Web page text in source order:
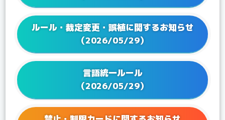
2024/08/01 Q&Aを更新！
Q&Aを更新！
Q&Aを更新！
Q&Aを更新！
2024/02/16 Q&Aを更新！
2023/12/15 Q&Aを更新！
ルール・裁定変更・誤植に関するお知らせ
（2026/05/29）
言語統一ルール
（2026/05/29）